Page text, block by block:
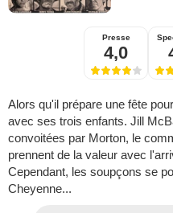
Presse
4,0
Alors qu'il prépare une fête
avec ses trois enfants. Jill
convoitées par Morton, le
prennent de la valeur avec
Cependant, les soupçons se
Cheyenne...